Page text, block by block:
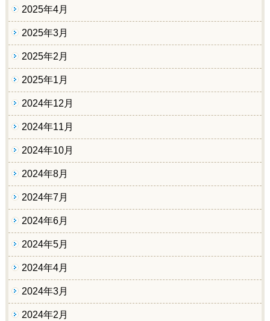
2025年4月
2025年3月
2025年2月
2025年1月
2024年12月
2024年11月
2024年10月
2024年8月
2024年7月
2024年6月
2024年5月
2024年4月
2024年3月
2024年2月